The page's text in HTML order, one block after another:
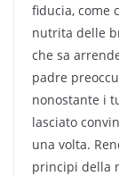
fiducia, come
nutrita delle
che sa
padre
nonostante i
lasciato
una volta.
principi della